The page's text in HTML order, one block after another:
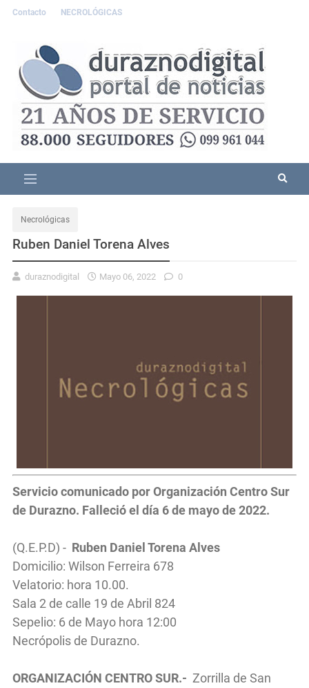
Contacto NECROLÓGICAS
Necrológicas
Ruben Daniel Torena Alves
duraznodigital Mayo 06, 2022 0
Serviciocomunicado por Organización Centro Sur
de Durazno. Falleció el día 6 de mayo de 2022.
(Q.E.P.D) - Ruben Daniel Torena Alves
Domicilio: Wilson Ferreira 678
Velatorio: hora 10.00.
Sala 2 de calle 19 de Abril 824
Sepelio: 6 de Mayo hora 12:00
Necrópolis de Durazno.
ORGANIZACIÓN CENTRO SUR.- Zorrilla de San